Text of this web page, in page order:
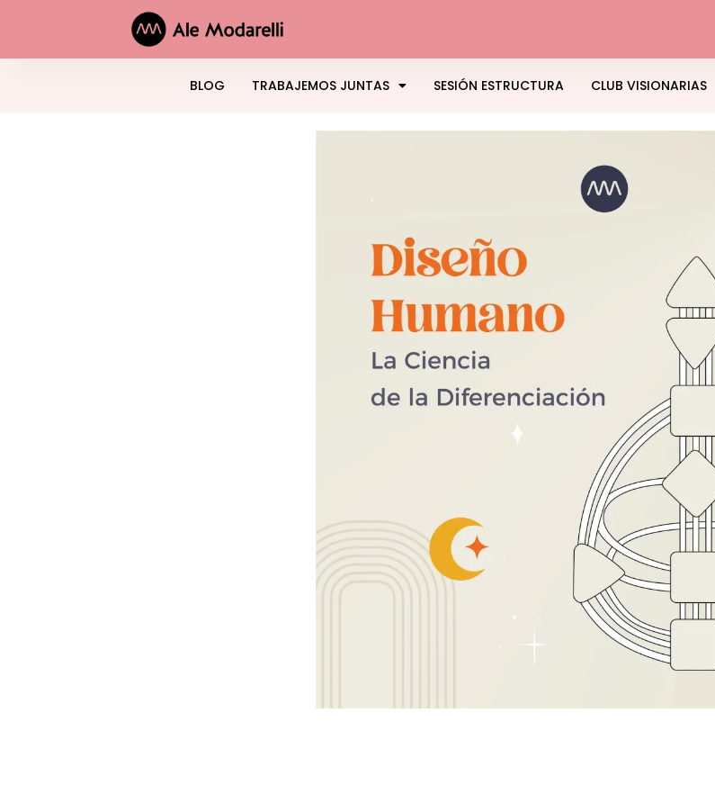
BLOG TRABAJEMOS JUNTAS SESIÓN ESTRUCTURA CLUB VISIONARIAS